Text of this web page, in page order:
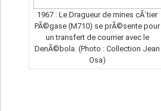
1967 : Le Dragueur de mines cÃ´tier
PÃ©gase (M710) se prÃ©sente pour
un transfert de courrier avec le
DenÃ©bola. (Photo : Collection Jean
Osa)